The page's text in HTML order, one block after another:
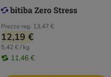
Prezzo reg. 13,47 €
12,19 €
5,42 € / kg
11,46 €